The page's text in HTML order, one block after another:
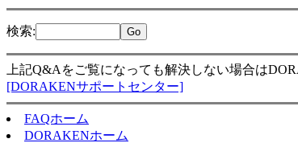
検索:
上記Q&Aをご覧になっても解決しない場合は
[DORAKENサポートセンター]
FAQホーム
DORAKENホーム